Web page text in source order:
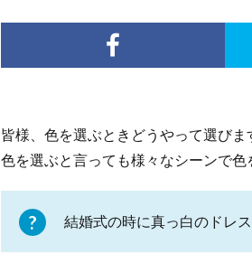
皆様、色を選ぶときどうやって選びま
色を選ぶと言っても様々なシーンで色
結婚式の時に真っ白のドレ